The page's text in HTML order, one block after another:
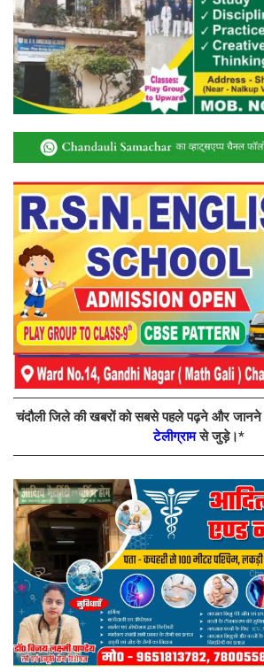
चंदौली जिले की खबरों को सबसे पहले पढ़ने और जानने
टेलीग्रामसे जुड़े।*